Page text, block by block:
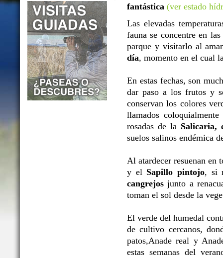
fantástica (ver estado
Las elevadas
fauna se concentre en
parque y visitarlo al
día, momento en el cual
En estas fechas, son
dar paso a los frutos y
conservan los colores
llamados
rosadas de la Salicaria,
suelos salinos endémica
Al atardecer resuenan en
y el Sapillo pintojo, si
cangrejos junto a
toman el sol desde la
El verde del humedal
de cultivo cercanos,
patos,Anade real y
estas semanas del